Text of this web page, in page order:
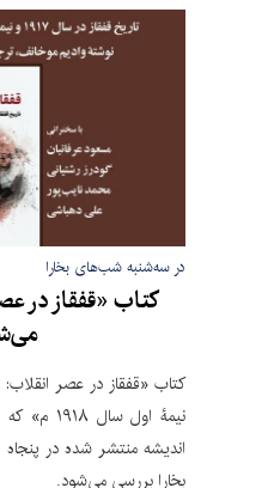
در سه‌شنبه شب‌های بخارا
کتاب «قفقاز در
نیمۀ اول
اندیشه منتشر شده در
بخارا بررسی می‌شود.